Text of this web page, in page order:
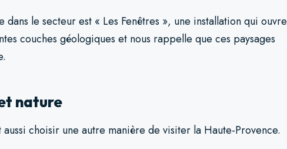
dans le secteur est « Les Fenêtres », une installation qui ouvre
couches géologiques et nous rappelle que ces paysages
nature
choisir une autre manière de visiter la Haute-Provence.